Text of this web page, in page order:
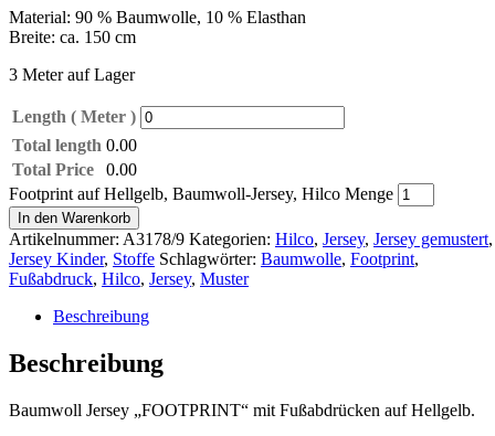
Material: 90 % Baumwolle, 10 % Elasthan
Breite: ca. 150 cm
3 Meter auf Lager
Length ( Meter )
Total length 0.00
Total Price
0.00
Footprint auf Hellgelb, Baumwoll-Jersey, Hilco Menge
In den Warenkorb
Artikelnummer: A3178/9 Kategorien: Hilco, Jersey, Jersey gemustert,
Jersey Kinder, Stoffe Schlagwörter: Baumwolle, Footprint,
Fußabdruck, Hilco, Jersey, Muster
Beschreibung
Beschreibung
Baumwoll Jersey „FOOTPRINT“ mit Fußabdrücken auf Hellgelb.